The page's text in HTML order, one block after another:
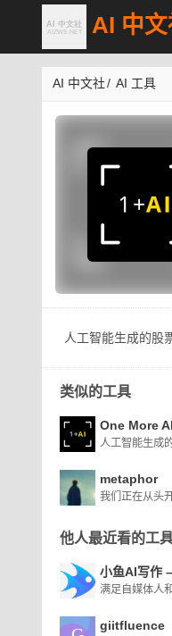
AI 中
AI 中文社/ AI 工具
人工智能生成的股
类似的工具
One More AI
人工智能生成
metaphor
他人最近看的工
小鱼AI写作
giitfluence